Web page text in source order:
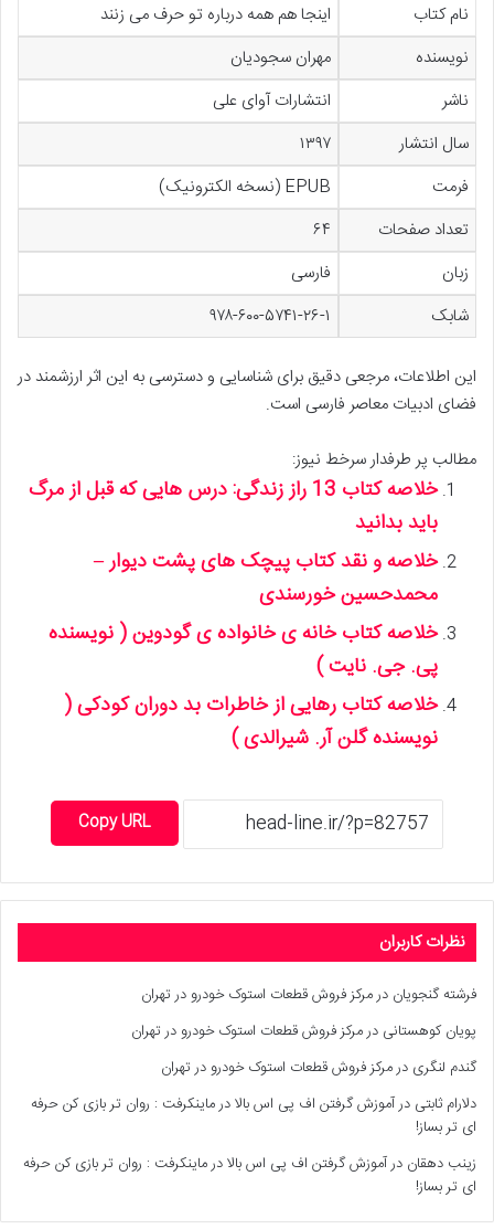
نام کتاب
اینجا هم همه درباره تو حرف می زنند
نویسنده
مهران سجودیان
ناشر
انتشارات آوای علی
سال انتشار
۱۳۹۷
فرمت
EPUB (نسخه الکترونیک)
تعداد صفحات
۶۴
زبان
فارسی
شابک
۹۷۸-۶۰۰-۵۷۴۱-۲۶-۱
این اطلاعات، مرجعی دقیق برای شناسایی و دسترسی به این اثر ارزشمند در
فضای ادبیات معاصر فارسی است.
مطالب پر طرفدار سرخط نیوز:
خلاصه کتاب 13 راز زندگی: درس هایی که قبل از مرگ
باید بدانید
خلاصه و نقد کتاب پیچک های پشت دیوار –
محمدحسین خورسندی
خلاصه کتاب خانه ی خانواده ی گودوین ( نویسنده
پی. جی. نایت )
خلاصه کتاب رهایی از خاطرات بد دوران کودکی (
نویسنده گلن آر. شیرالدی )
Copy URL
نظرات کاربران
فرشته گنجویان درمرکز فروش قطعات استوک خودرو در تهران
پویان کوهستانی درمرکز فروش قطعات استوک خودرو در تهران
گندم لنگری درمرکز فروش قطعات استوک خودرو در تهران
دلارام ثابتی درآموزش گرفتن اف پی اس بالا در ماینکرفت : روان تر بازی کن حرفه
ای تر بساز!
زینب دهقان درآموزش گرفتن اف پی اس بالا در ماینکرفت : روان تر بازی کن حرفه
ای تر بساز!